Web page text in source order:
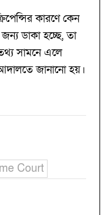
কারণে কেন
ডাকা হচ্ছে, তা
সামনে এলে
জানানো হয়।
Court